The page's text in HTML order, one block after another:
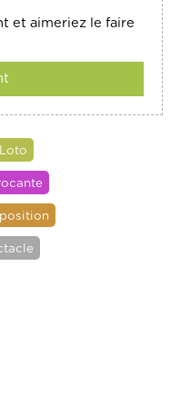
et aimeriez le faire